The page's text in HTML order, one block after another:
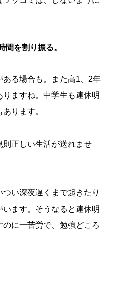
間を割り振る。
る場合も。また高1、2年
ますね。中学生も連休明
ります。
則正しい生活が送れませ
い深夜遅くまで起きたり
ます。そうなると連休明
に一苦労で、勉強どころ